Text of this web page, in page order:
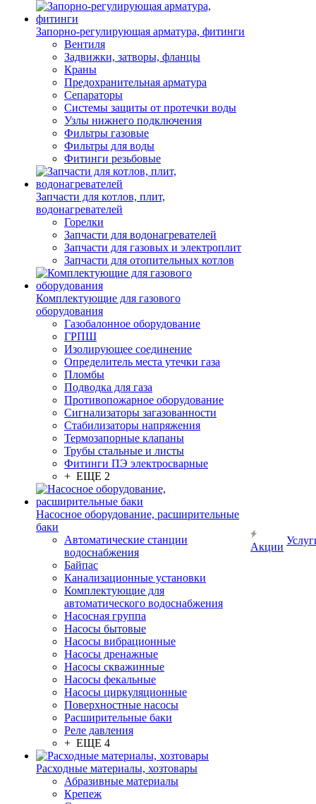
Запорно-регулирующая арматура, фитинги
Вентиля
Задвижки, затворы, фланцы
Краны
Предохранительная арматура
Сепараторы
Системы защиты от протечки воды
Узлы нижнего подключения
Фильтры газовые
Фильтры для воды
Фитинги резьбовые
Запчасти для котлов, плит,
водонагревателей
Горелки
Запчасти для водонагревателей
Запчасти для газовых и электроплит
Запчасти для отопительных котлов
Комплектующие для газового
оборудования
Газобалонное оборудование
ГРПШ
Изолирующее соединение
Определитель места утечки газа
Пломбы
Подводка для газа
Противопожарное оборудование
Сигнализаторы загазованности
Стабилизаторы напряжения
Термозапорные клапаны
Трубы стальные и листы
Фитинги ПЭ электросварные
+ ЕЩЕ 2
Насосное оборудование, расширительные
баки
Автоматические станции
водоснабжения
Байпас
Канализационные установки
Комплектующие для
автоматического водоснабжения
Насосная группа
Насосы бытовые
Насосы вибрационные
Насосы дренажные
Насосы скважинные
Насосы фекальные
Насосы циркуляционные
Поверхностные насосы
Расширительные баки
Реле давления
+ ЕЩЕ 4
Расходные материалы, хозтовары
Абразивные материалы
Крепеж
Акции